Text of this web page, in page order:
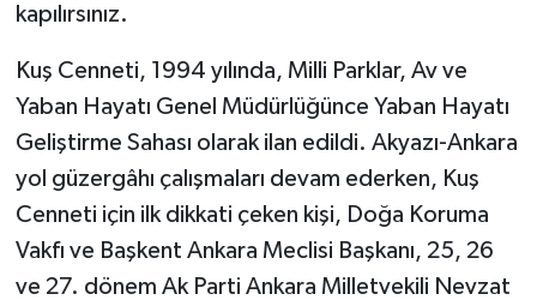
kapılırsınız.
Kuş Cenneti, 1994 yılında, Milli Parklar, Av ve
Yaban Hayatı Genel Müdürlüğünce Yaban Hayatı
Geliştirme Sahası olarak ilan edildi. Akyazı-Ankara
yol güzergâhı çalışmaları devam ederken, Kuş
Cenneti için ilk dikkati çeken kişi, Doğa Koruma
Vakfı ve Başkent Ankara Meclisi Başkanı, 25, 26
ve 27. dönem Ak Parti Ankara Milletvekili Nevzat